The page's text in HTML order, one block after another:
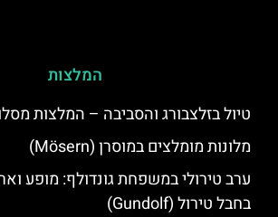
המלצות
טיול בזלצבורג והסביבה – המלצות
מלונות מומלצים במוסרן (Mösern)
ערב טירולי במשפחת גונדולף: מופע
בחבל טירול (Gundolf)